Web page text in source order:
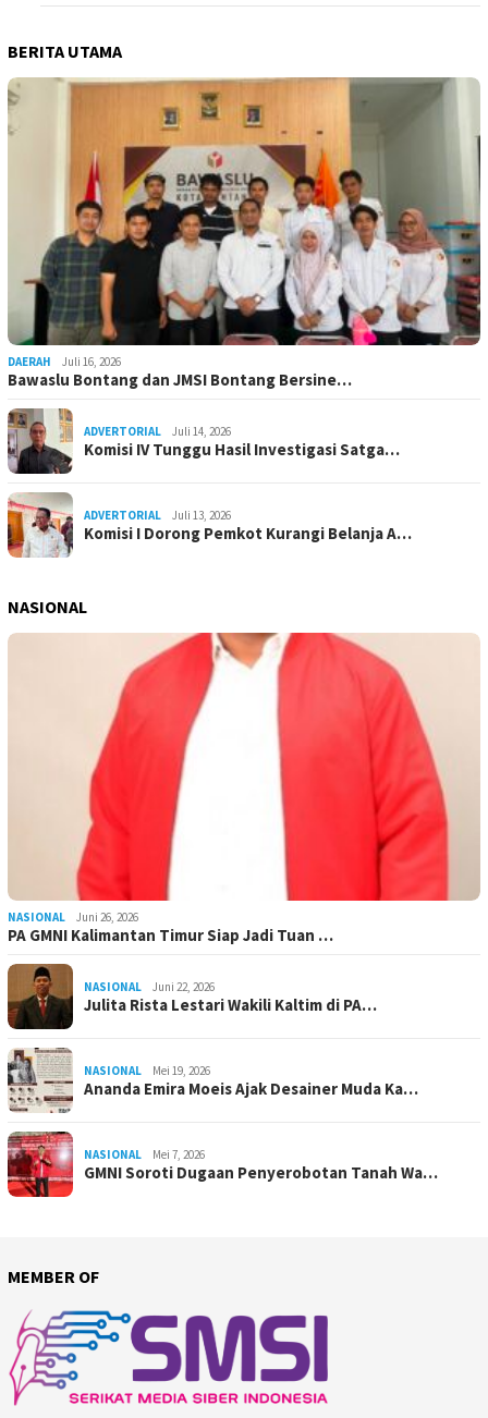
BERITA UTAMA
DAERAH Juli 16, 2026
Bawaslu Bontang dan JMSI Bontang Bersine…
ADVERTORIAL Juli 14, 2026
Komisi IV Tunggu Hasil Investigasi Satga…
ADVERTORIAL Juli 13, 2026
Komisi I Dorong Pemkot Kurangi Belanja A…
NASIONAL
NASIONAL Juni 26, 2026
PA GMNI Kalimantan Timur Siap Jadi Tuan …
NASIONAL Juni 22, 2026
Julita Rista Lestari Wakili Kaltim di PA…
NASIONAL Mei 19, 2026
Ananda Emira Moeis Ajak Desainer Muda Ka…
NASIONAL Mei 7, 2026
GMNI Soroti Dugaan Penyerobotan Tanah Wa…
MEMBER OF